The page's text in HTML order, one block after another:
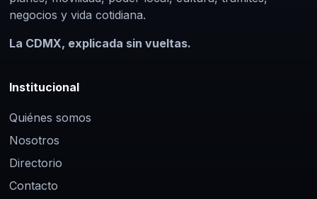
negocios y vida cotidiana.
La CDMX, explicada sin vueltas.
Institucional
Quiénes somos
Nosotros
Directorio
Contacto